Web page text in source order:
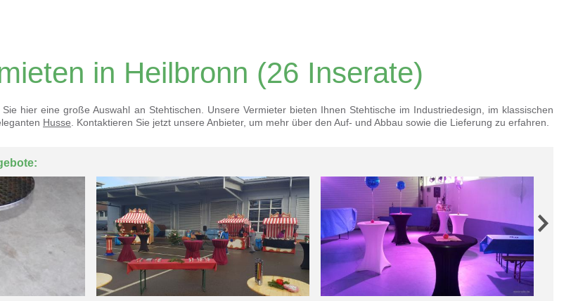
in Heilbronn (26 Inserate)
hier eine große Auswahl an Stehtischen. Unsere Vermieter bieten Ihnen Stehtische im Industriedesign, im klassischen
Husse. Kontaktieren Sie jetzt unsere Anbieter, um mehr über den Auf- und Abbau sowie die Lieferung zu erfahren.